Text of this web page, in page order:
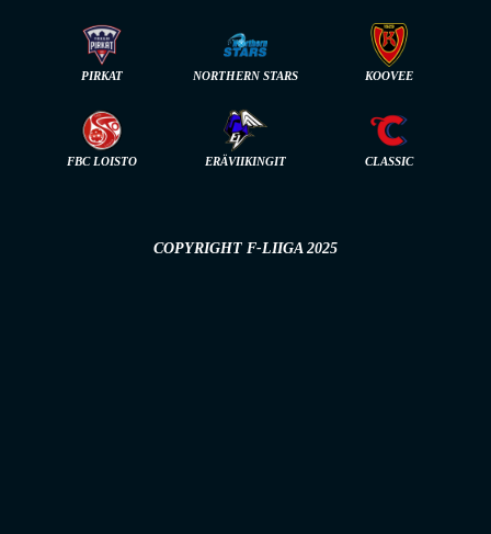
PIRKAT NORTHERN STARS KOOVEE
FBC LOISTO ERÄVIIKINGIT CLASSIC
COPYRIGHT F-LIIGA 2025